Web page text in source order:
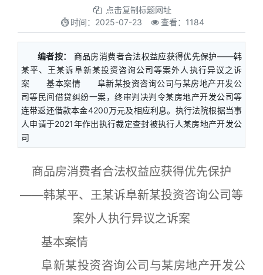
点击复制标题网址
时间： 2025-07-23 查看：1184
编者按：
商品房消费者合法权益应获得优先保护——韩
某平、王某诉阜新某投资咨询公司等案外人执行异议之诉
案 基本案情 阜新某投资咨询公司与某房地产开发公
司等民间借贷纠纷一案，终审判决判令某房地产开发公司等
连带返还借款本金4200万元及相应利息。执行法院根据当事
人申请于2021年作出执行裁定查封被执行人某房地产开发公
司
商品房消费者合法权益应获得优先保护
——韩某平、王某诉阜新某投资咨询公司等
案外人执行异议之诉案
基本案情
阜新某投资咨询公司与某房地产开发公